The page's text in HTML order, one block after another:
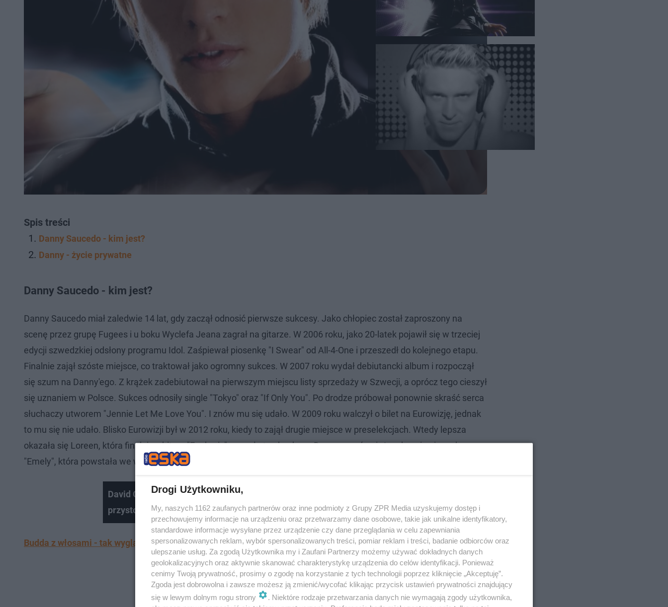
Spis treści
Danny Saucedo - kim jest?
Danny - życie prywatne
Danny Saucedo - kim jest?
Danny Saucedo miał zaledwie 14 lat, gdy zaczął odnosić pierwsze sukcesy. Jako chłopiec został zaproszony na
scenę przez grupę Fugees i u boku Wyclefa Jeana zagrał na gitarze. W 2006 roku, jako 20-latek pojawił się w trzeciej
edycji szwedzkiej odsłony programu Idol. Zaśpiewał piosenkę "I Swear" od All-4-One i przeszedł do kolejnego etapu.
Finalnie zajął szóste miejsce, co traktował jako ogromny sukces. W 2007 roku wydał debiutancki album i rozpoczął
się szum na Danny'ego. Z krążek zadebiutował na pierwszym miejscu listy sprzedaży w Szwecji, a oprócz tego cieszył
się uznaniem w Polsce. Sukces odnosiły single "Tokyo" oraz "If Only You". Po drodze próbował ponownie skraść serca
słuchaczy utworem "Jennie Let Me Love You". I znów mu się udało. W 2009 roku walczył o bilet na Eurowizję, jednak
to mu się nie udało. Blisko Eurowizji był w 2012 roku, kiedy to zajął drugie miejsce w preselekcjach. Wtedy lepsza
okazała się Loreen, która finalnie z hitem "Euphoria" wygrała ten konkurs. Danny ma również na koncie piosenkę
"Emely", która powstała we współpracy z Sashą Strunin, czy radiowy hit o radiowym tytule "Radio".
David Guetta niczym Krzysztof Ibisz. Niebywałe! Im starszy, tym
przystojniejszy!
Budda z włosami - tak wyglądał w młodości! Jest nie do poznania i można się zdziwić!
Drogi Użytkowniku,
My, naszych 1162 zaufanych partnerów oraz inne podmioty z Grupy ZPR Media uzyskujemy dostęp i
przechowujemy informacje na urządzeniu oraz przetwarzamy dane osobowe, takie jak unikalne identyfikatory,
standardowe informacje wysyłane przez urządzenie czy dane przeglądania w celu zapewniania
spersonalizowanych reklam, wybór spersonalizowanych treści, pomiar reklam i treści, badanie odbiorców oraz
ulepszanie usług. Za zgodą Użytkownika my i Zaufani Partnerzy możemy używać dokładnych danych
geolokalizacyjnych oraz aktywnie skanować charakterystykę urządzenia do celów identyfikacji. Ponieważ
cenimy Twoją prywatność, prosimy o zgodę na korzystanie z tych technologii poprzez kliknięcie „Akceptuję”.
Zgoda jest dobrowolna i zawsze możesz ją zmienić/wycofać klikając przycisk ustawień prywatności znajdujący
się w lewym dolnym rogu strony
. Niektóre rodzaje przetwarzania danych nie wymagają zgody użytkownika,